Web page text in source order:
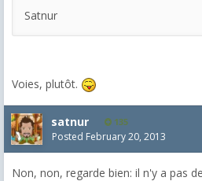
Satnur
Voies, plutôt.
satnur 135
Posted February 20, 2013
Non, non, regarde bien: il n'y a pas